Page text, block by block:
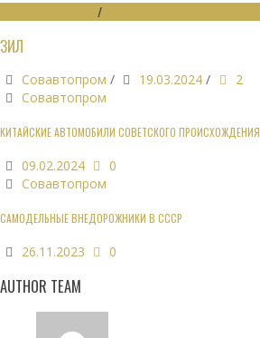
/
ЗИЛ
Совавтопром / 19.03.2024 /
2
Совавтопром
КИТАЙСКИЕ АВТОМОБИЛИ СОВЕТСКОГО ПРОИСХОЖДЕНИЯ
09.02.2024
0
Совавтопром
САМОДЕЛЬНЫЕ ВНЕДОРОЖНИКИ В СССР
26.11.2023 0
AUTHOR TEAM